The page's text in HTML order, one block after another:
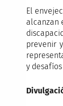
El
alcanzan
prevenir
y